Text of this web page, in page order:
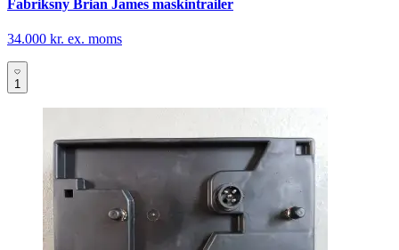
Fabriksny Brian James maskintrailer
34.000 kr. ex. moms
1